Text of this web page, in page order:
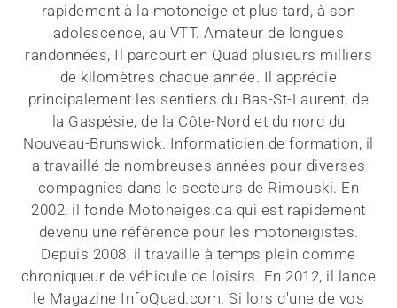
rapidement à la motoneige et plus tard, à son
adolescence, au VTT. Amateur de longues
randonnées, Il parcourt en Quad plusieurs milliers
de kilomètres chaque année. Il apprécie
principalement les sentiers du Bas-St-Laurent, de
la Gaspésie, de la Côte-Nord et du nord du
Nouveau-Brunswick. Informaticien de formation, il
a travaillé de nombreuses années pour diverses
compagnies dans le secteurs de Rimouski. En
2002, il fonde Motoneiges.ca qui est rapidement
devenu une référence pour les motoneigistes.
Depuis 2008, il travaille à temps plein comme
chroniqueur de véhicule de loisirs. En 2012, il lance
le Magazine InfoQuad.com. Si lors d'une de vos